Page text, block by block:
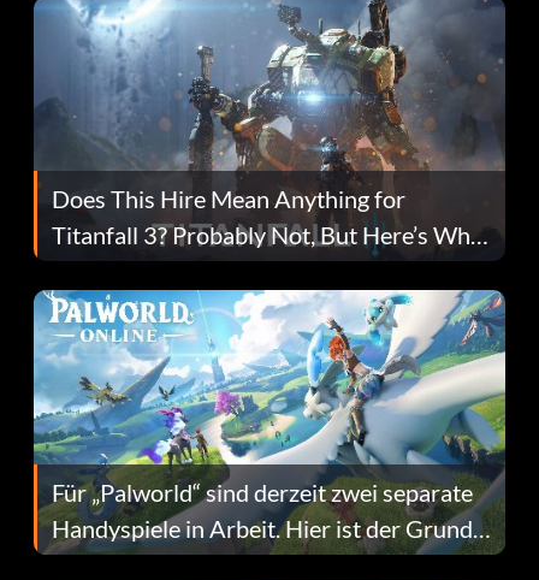
Does This Hire Mean Anything for
Titanfall 3? Probably Not, But Here’s Why
Fans Are Hopeful
Für „Palworld“ sind derzeit zwei separate
Handyspiele in Arbeit. Hier ist der Grund
dafür.